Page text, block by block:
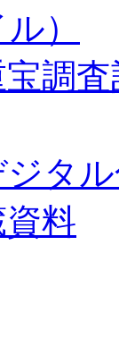
）
調
タ
料